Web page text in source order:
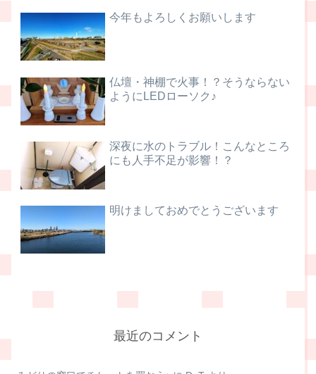
今年もよろしくお願いします
仏壇・神棚で火事！？そうならない
ようにLEDローソク♪
深夜に水のトラブル！こんなところ
にも人手不足が影響！？
明けましておめでとうございます
最近のコメント